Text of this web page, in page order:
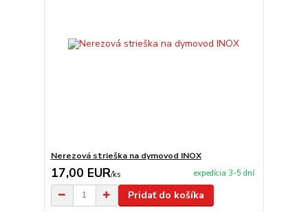
Nerezová strieška na dymovod INOX
17,00 EUR/ks expedícia 3-5 dní
Pridať do košíka